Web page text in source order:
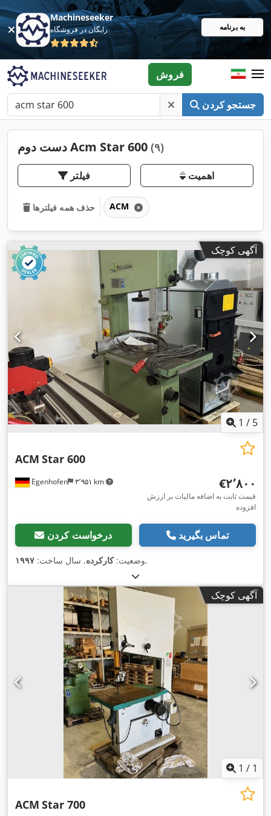
Machineseeker
رایگان در فروشگاه به برنامه
جستجو کردن
فروش
دست دوم Acm Star 600 (۹)
فیلتر اهمیت
حذف همه فیلترها ACM
آگهی کوچک
1 / 5
Egenhofen ۳٬۹۵۱ km
ACM Star 600
‎€۲٬۸۰۰
قیمت ثابت به اضافه مالیات بر ارزش
افزوده
درخواست کردن تماس بگیرید
وضعیت:کارکرده, سال ساخت: ۱۹۹۷ ,
آگهی کوچک
1 / 1
ACM Star 700